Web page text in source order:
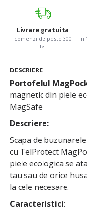
Livrare gratuita
comenzi de peste 300
lei
in
DESCRIERE
Portofelul
magnetic din piele
MagSafe
Descriere:
Scapa de
cu TelProtect
piele ecologica se
tau sau de orice
la cele necesare.
Caracteristici: